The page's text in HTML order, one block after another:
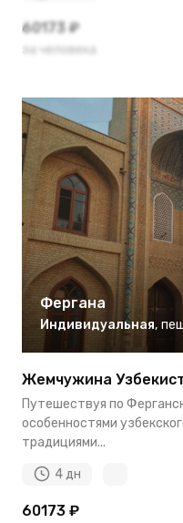
60173 ₽
за человека
Фергана
Индивидуальная,
Жемчужина
Путешествуя по
особенностями
традициями...
4 дн
60173 ₽